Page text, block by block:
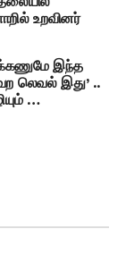
உறவினர்
இந்த
லெவல் இது’ ..
…